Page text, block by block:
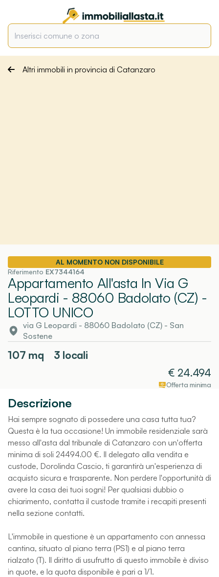
Altri immobili in provincia di Catanzaro
AL MOMENTO NON DISPONIBILE
Riferimento EX7344164
Appartamento All'asta In Via G
Leopardi - 88060 Badolato (CZ) -
LOTTO UNICO
via G Leopardi - 88060 Badolato (CZ) - San
Sostene
107 mq
3 locali
€ 24.494
Offerta minima
Descrizione
Hai sempre sognato di possedere una casa tutta tua?
Questa è la tua occasione! Un immobile residenziale sarà
messo all'asta dal tribunale di Catanzaro con un'offerta
minima di soli 24494.00 €. Il delegato alla vendita e
custode, Dorolinda Cascio, ti garantirà un'esperienza di
acquisto sicura e trasparente. Non perdere l'opportunità di
avere la casa dei tuoi sogni! Per qualsiasi dubbio o
chiarimento, contatta il custode tramite i recapiti presenti
nella sezione contatti.
L'immobile in questione è un appartamento con annessa
cantina, situato al piano terra (PS1) e al piano terra
rialzato (T). Il diritto di usufrutto di questo immobile è diviso
in quote, e la quota disponibile è pari a 1/1.